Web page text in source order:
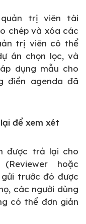
trị viên tài
chép và xóa các
trị viên có thể
án chọn lọc, và
dụng mẫu cho
điền agenda đã
để xem xét
được trả lại cho
hoặc
trước đó được
các người dùng
có thể đơn giản